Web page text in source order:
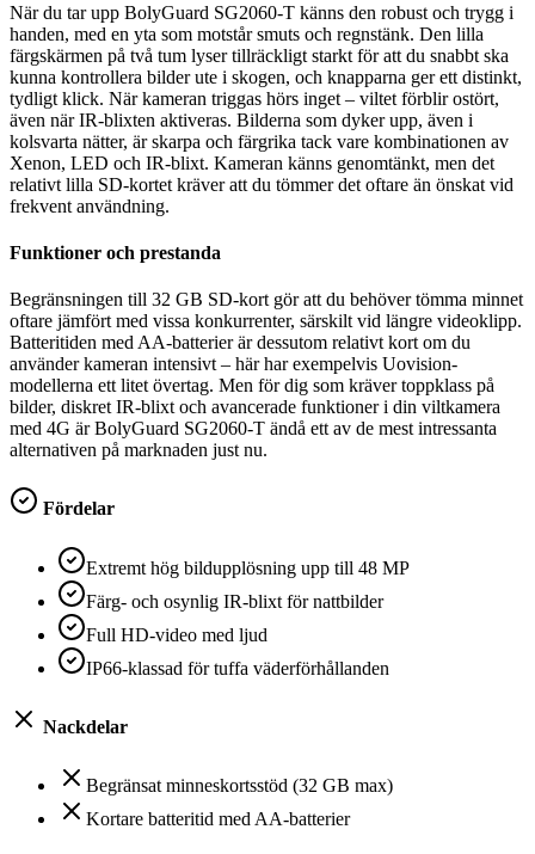
När du tar upp BolyGuard SG2060-T känns den robust och trygg i
handen, med en yta som motstår smuts och regnstänk. Den lilla
färgskärmen på två tum lyser tillräckligt starkt för att du snabbt ska
kunna kontrollera bilder ute i skogen, och knapparna ger ett distinkt,
tydligt klick. När kameran triggas hörs inget – viltet förblir ostört,
även när IR-blixten aktiveras. Bilderna som dyker upp, även i
kolsvarta nätter, är skarpa och färgrika tack vare kombinationen av
Xenon, LED och IR-blixt. Kameran känns genomtänkt, men det
relativt lilla SD-kortet kräver att du tömmer det oftare än önskat vid
frekvent användning.
Funktioner och prestanda
Begränsningen till 32 GB SD-kort gör att du behöver tömma minnet
oftare jämfört med vissa konkurrenter, särskilt vid längre videoklipp.
Batteritiden med AA-batterier är dessutom relativt kort om du
använder kameran intensivt – här har exempelvis Uovision-
modellerna ett litet övertag. Men för dig som kräver toppklass på
bilder, diskret IR-blixt och avancerade funktioner i din viltkamera
med 4G är BolyGuard SG2060-T ändå ett av de mest intressanta
alternativen på marknaden just nu.
Fördelar
Extremt hög bildupplösning upp till 48 MP
Färg- och osynlig IR-blixt för nattbilder
Full HD-video med ljud
IP66-klassad för tuffa väderförhållanden
Nackdelar
Begränsat minneskortsstöd (32 GB max)
Kortare batteritid med AA-batterier